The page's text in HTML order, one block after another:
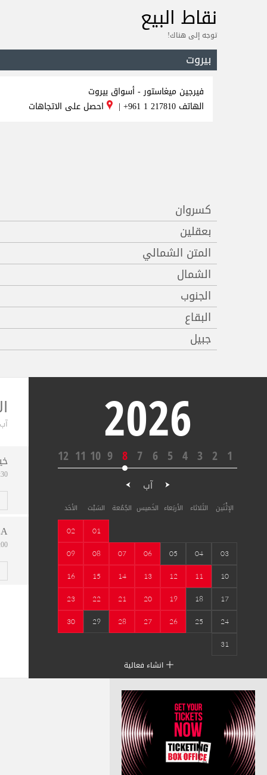
نقاط البيع
توجه إلى هناك!
بيروت
فيرجين ميغاستور - أسواق بيروت
الهاتف+961 1 217810
| احصل على الاتجاهات
كسروان
بعقلين
المتن الشمالي
الشمال
الجنوب
البقاع
جبيل
2026
1
2
3
4
5
6
7
8
9
10
11
12
آب
الإثْنَين الثَلاثاء الأربَعاء الخَميس الجُمُعة السَبْت الأحَد
01
02
03
04
05
06
07
08
09
10
11
12
13
14
15
16
17
18
19
20
21
22
23
24
25
26
27
28
29
30
31
انشاء فعالية
آب 09,2026